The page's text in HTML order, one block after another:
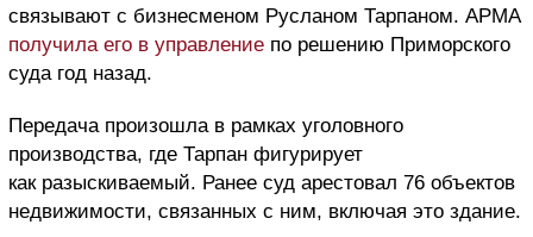
связывают с бизнесменом Русланом Тарпаном. АРМА
получила его в управление по решению Приморского
суда год назад.
Передача произошла в рамках уголовного
производства, где Тарпан фигурирует
как разыскиваемый. Ранее суд арестовал 76 объектов
недвижимости, связанных с ним, включая это здание.